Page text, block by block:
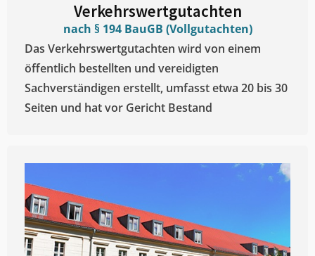
Verkehrswertgutachten
nach § 194 BauGB (Vollgutachten)
Das Verkehrswertgutachten wird von einem
öffentlich bestellten und vereidigten
Sachverständigen erstellt, umfasst etwa 20 bis 30
Seiten und hat vor Gericht Bestand